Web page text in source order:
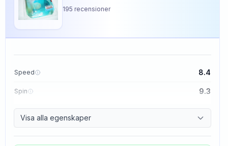
195 recensioner
Speed 8.4
Spin 9.3
Control 8.7
Tackiness 8.2
Visa alla egenskaper